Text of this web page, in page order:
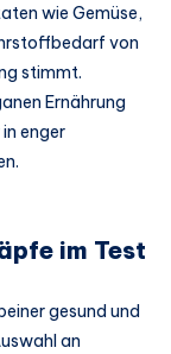
wie Gemüse,
von
stimmt.
Ernährung
enger
im Test
gesund und
an